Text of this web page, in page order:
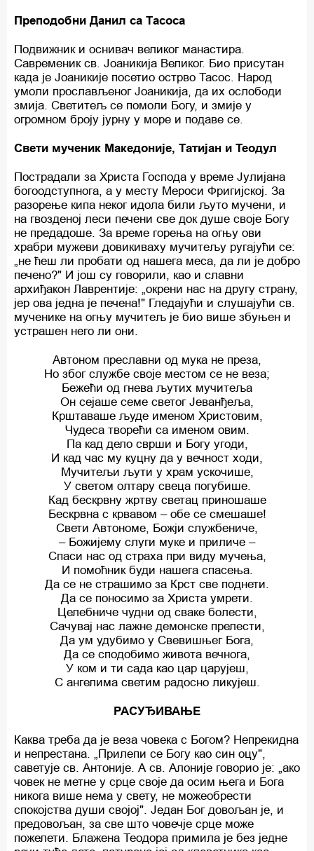
Преподобни Данил са Тасоса
Подвижник и оснивач великог манастира.
Савременик св. Јоаникија Великог. Био присутан
када је Јоаникије посетио острво Тасос. Народ
умоли прослављеног Јоаникија, да их ослободи
змија. Светитељ се помоли Богу, и змије у
огромном броју јурну у море и подаве се.
Свети мученик Македоније, Татијан и Теодул
Пострадали за Христа Господа у време Јулијана
богоодступнога, а у месту Мероси Фригијској. За
разорење кипа неког идола били љуто мучени, и
на гвозденој леси печени све док душе своје Богу
не предадоше. За време горења на огњу ови
храбри мужеви довикиваху мучитељу ругајући се:
„не ћеш ли пробати од нашега меса, да ли је добро
печено?" И још су говорили, као и славни
архиђакон Лаврентије: „окрени нас на другу страну,
јер ова једна је печена!" Гледајући и слушајући св.
мученике на огњу мучитељ је био више збуњен и
устрашен него ли они.
Автоном преславни од мука не преза,
Но због службе своје местом се не веза;
Бежећи од гнева љутих мучитеља
Он сејаше семе светог Јеванђеља,
Крштаваше људе именом Христовим,
Чудеса творећи са именом овим.
Па кад дело сврши и Богу угоди,
И кад час му куцну да у вечност ходи,
Мучитељи љути у храм ускочише,
У светом олтару свеца погубише.
Кад бескрвну жртву светац приношаше
Бескрвна с крвавом – обе се смешаше!
Свети Автономе, Божји службениче,
– Божијему слуги муке и приличе –
Спаси нас од страха при виду мучења,
И помоћник буди нашега спасења.
Да се не страшимо за Крст све поднети.
Да се поносимо за Христа умрети.
Целебниче чудни од сваке болести,
Сачувај нас лажне демонске прелести,
Да ум удубимо у Свевишњег Бога,
Да се сподобимо живота вечнога,
У ком и ти сада као цар царујеш,
С ангелима светим радосно ликујеш.
РАСУЂИВАЊЕ
Каква треба да је веза човека с Богом? Непрекидна
и непрестана. „Прилепи се Богу као син оцу",
саветује св. Антоније. А св. Алоније говорио је: „ако
човек не метне у срце своје да осим њега и Бога
никога више нема у свету, не можеобрести
спокојства души својој". Један Бог довољан је, и
предовољан, за све што човечје срце може
пожелети. Блажена Теодора примила је без једне